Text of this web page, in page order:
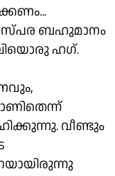
ബഹുമാനം
ഹഗ്.
വീണ്ടും